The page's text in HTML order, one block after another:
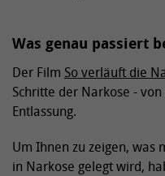
Was genau passiert
Der Film So verläuft die
Schritte der Narkose -
Entlassung.
Um Ihnen zu zeigen, was
in Narkose gelegt wird,